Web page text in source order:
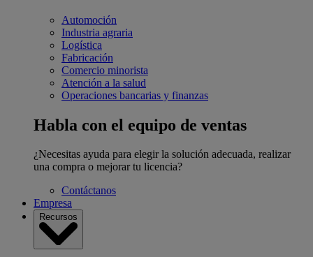
Automoción
Industria agraria
Logística
Fabricación
Comercio minorista
Atención a la salud
Operaciones bancarias y finanzas
Habla con el equipo de ventas
¿Necesitas ayuda para elegir la solución adecuada, realizar
una compra o mejorar tu licencia?
Contáctanos
Empresa
Recursos